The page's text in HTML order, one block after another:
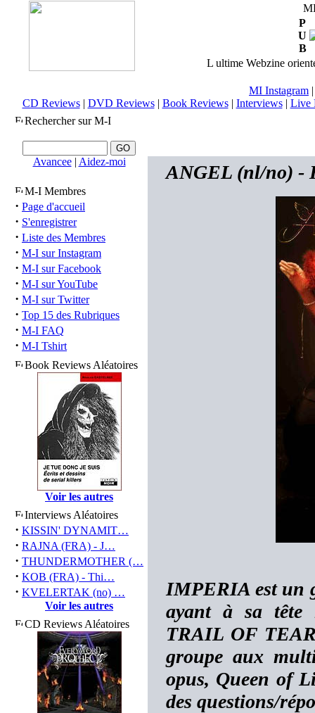
P
U
B
L ultime Webzine
MI Instagram
CD Reviews| DVD Reviews| Book Reviews| Interviews| Live
Rechercher sur M-I
Avancee| Aidez-moi
M-I Membres
· Page d'accueil
· S'enregistrer
· Liste des Membres
· M-I sur Instagram
· M-I sur Facebook
· M-I sur YouTube
· M-I sur Twitter
· Top 15 des Rubriques
· M-I FAQ
· M-I Tshirt
Book Reviews Aléatoires
Voir les autres
Interviews Aléatoires
· KISSIN' DYNAMIT…
· RAJNA (FRA) - J…
· THUNDERMOTHER (…
· KOB (FRA) - Thi…
· KVELERTAK (no) …
Voir les autres
CD Reviews Aléatoires
ANGEL (nl/no) -
IMPERIA est un
ayant à sa tête
TRAIL OF
groupe aux
opus, Queen of
des questions/